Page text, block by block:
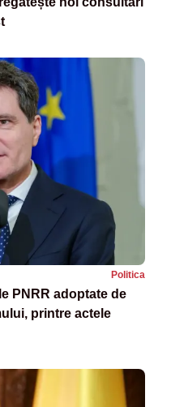
Politica
PNRR adoptate de
printre actele